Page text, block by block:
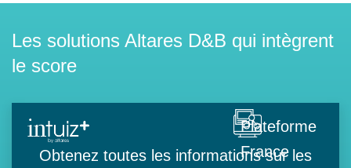
Les solutions Altares D&B qui intègrent
le score
Plateforme
France
Obtenez toutes les informations sur les